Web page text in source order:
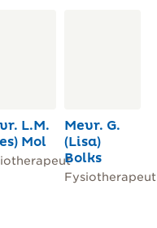
L.M.
Mol
Mevr. G.
(Lisa)
Bolks
Fysiotherapeut